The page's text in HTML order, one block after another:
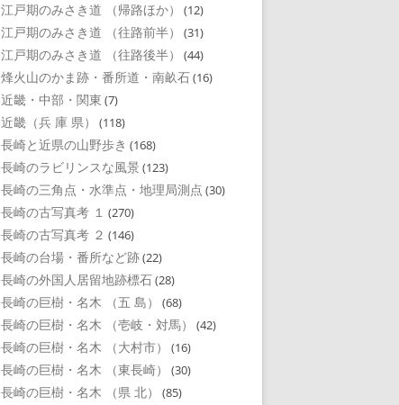
江戸期のみさき道 （帰路ほか） (12)
江戸期のみさき道 （往路前半） (31)
江戸期のみさき道 （往路後半） (44)
烽火山のかま跡・番所道・南畝石(16)
近畿・中部・関東 (7)
近畿（兵 庫 県） (118)
長崎と近県の山野歩き (168)
長崎のラビリンスな風景 (123)
長崎の三角点・水準点・地理局測点 (30)
長崎の古写真考 １ (270)
長崎の古写真考 ２ (146)
長崎の台場・番所など跡(22)
長崎の外国人居留地跡標石(28)
長崎の巨樹・名木 （五 島） (68)
長崎の巨樹・名木 （壱岐・対馬） (42)
長崎の巨樹・名木 （大村市） (16)
長崎の巨樹・名木 （東長崎） (30)
長崎の巨樹・名木 （県 北） (85)